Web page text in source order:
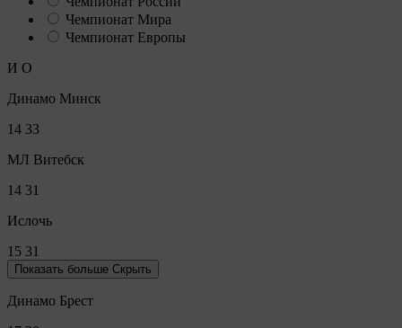
Чемпионат Мира
Чемпионат Европы
И О
Динамо Минск
14 33
МЛ Витебск
14 31
Ислочь
15 31
Показать больше Скрыть
Динамо Брест